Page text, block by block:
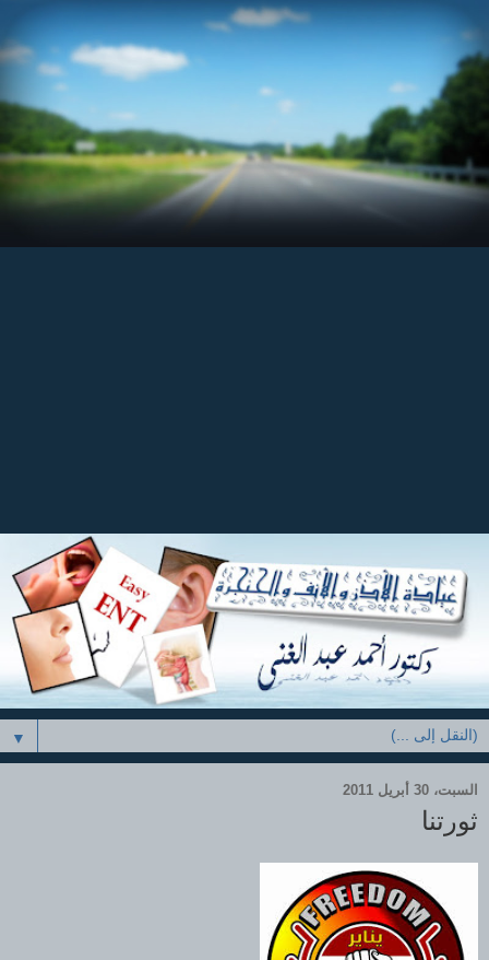
▼
السبت، 30 أبريل 2011
ثورتنا